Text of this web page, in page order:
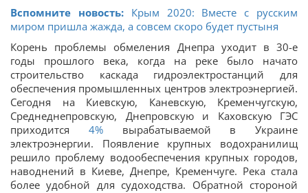
Вспомните новость:
Крым 2020: Вместе с русским
миром пришла жажда, а совсем скоро будет пустыня
Корень проблемы обмеления Днепра уходит в 30-е
годы прошлого века, когда на реке было начато
строительство каскада гидроэлектростанций для
обеспечения промышленных центров электроэнергией.
Сегодня на Киевскую, Каневскую, Кременчугскую,
Среднеднепровскую, Днепровскую и Каховскую ГЭС
приходится 4%вырабатываемой в Украине
электроэнергии. Появление крупных водохранилищ
решило проблему водообеспечения крупных городов,
наводнений в Киеве, Днепре, Кременчуге. Река стала
более удобной для судоходства. Обратной стороной